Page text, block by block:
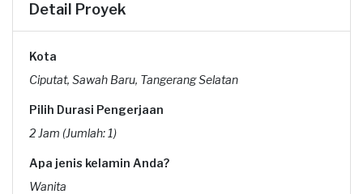
Detail Proyek
Kota
Ciputat, Sawah Baru, Tangerang Selatan
Pilih Durasi Pengerjaan
2 Jam (Jumlah: 1)
Apa jenis kelamin Anda?
Wanita